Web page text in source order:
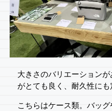
大きさのバリエーション
がとても良く、耐久性にも
こちらはケース類。バッ